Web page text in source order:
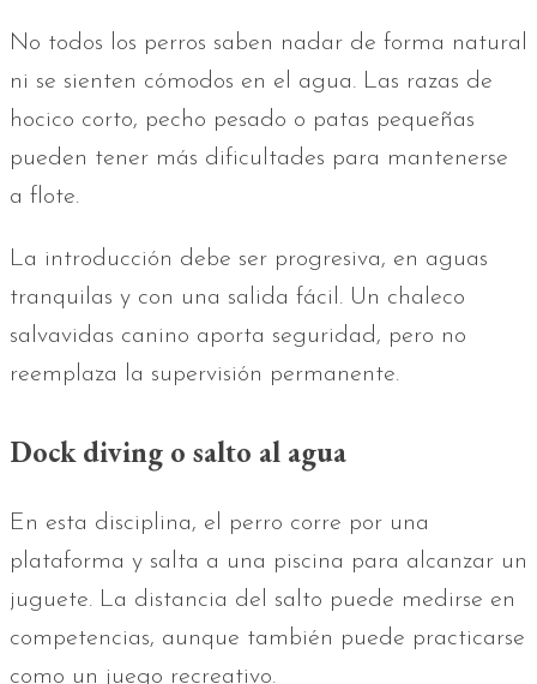
No todos los perros saben nadar de forma natural
ni se sienten cómodos en el agua. Las razas de
hocico corto, pecho pesado o patas pequeñas
pueden tener más dificultades para mantenerse
a flote.
La introducción debe ser progresiva, en aguas
tranquilas y con una salida fácil. Un chaleco
salvavidas canino aporta seguridad, pero no
reemplaza la supervisión permanente.
Dock diving o salto al agua
En esta disciplina, el perro corre por una
plataforma y salta a una piscina para alcanzar un
juguete. La distancia del salto puede medirse en
competencias, aunque también puede practicarse
como un juego recreativo.